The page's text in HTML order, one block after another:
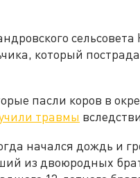
который
пасли коров в
травмы
начался дождь и
из двоюродных